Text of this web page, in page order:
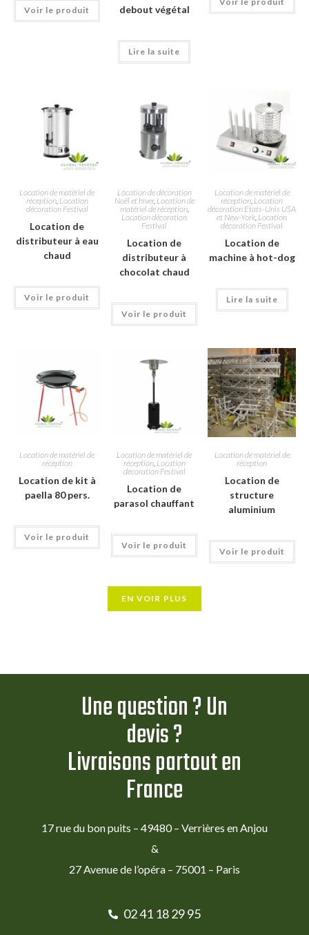
Voir le produit
debout végétal
Lire la suite
Location de matériel de
réception, Location
décoration Festival
Location de
distributeur à eau
chaud
Voir le produit
Location de décoration
Noël et hiver, Location de
matériel de réception,
Location décoration
Festival
Location de
distributeur à
chocolat chaud
Voir le produit
Location de matériel de
réception Location
décoration Etats-Unis USA
et New-York Location
décoration Festival
Location de
machine à hot-dog
Lire la suite
Location de matériel de
réception
Location de kit à
paella 80 pers.
Voir le produit
Location de matériel de
réception, Location
décoration Festival
Location de
parasol chauffant
Voir le produit
Location de matériel de
réception
Location de
structure
aluminium
Voir le produit
EN VOIR PLUS
Une question ? Un
devis ?
Livraisons partout en
France
17 rue du bon puits – 49480 – Verrières en Anjou
&
27 Avenue de l’opéra – 75001 – Paris
02 41 18 29 95